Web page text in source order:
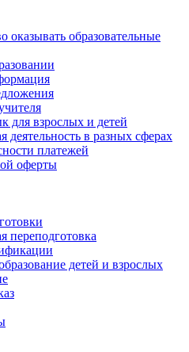
оказывать образовательные
для взрослых и детей
деятельность в разных сферах
платежей
оферты
переподготовка
детей и взрослых